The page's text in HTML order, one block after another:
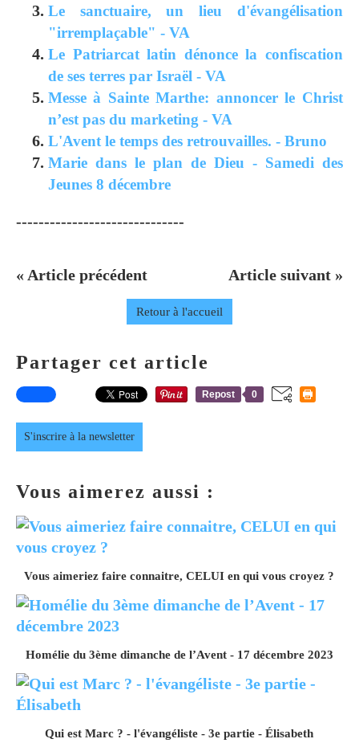
Le sanctuaire, un lieu d'évangélisation
"irremplaçable" - VA
Le Patriarcat latin dénonce la confiscation
de ses terres par Israël - VA
Messe à Sainte Marthe: annoncer le Christ
n’est pas du marketing - VA
L'Avent le temps des retrouvailles. - Bruno
Marie dans le plan de Dieu - Samedi des
Jeunes 8 décembre
------------------------------
« Article précédent Article suivant »
Retour à l'accueil
Partager cet article
Repost 0
S'inscrire à la newsletter
Vous aimerez aussi :
Vous aimeriez faire connaitre, CELUI en qui vous croyez ?
Homélie du 3ème dimanche de l’Avent - 17 décembre 2023
Qui est Marc ? - l'évangéliste - 3e partie - Élisabeth